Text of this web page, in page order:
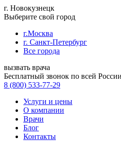
г. Новокузнецк
Выберите свой город
г.Москва
г. Санкт-Петербург
Все города
вызвать врача
Бесплатный звонок по всей России
8 (800) 533-77-29
Услуги и цены
О компании
Врачи
Блог
Контакты